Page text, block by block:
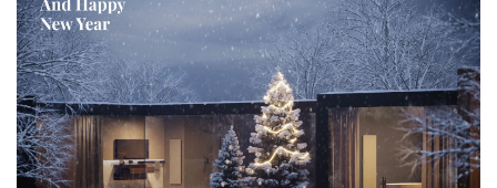
Контакты
Ideagroup